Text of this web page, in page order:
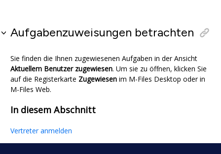
Aufgabenzuweisungen betrachten
Sie finden die Ihnen zugewiesenen Aufgaben in der Ansicht
Aktuellem Benutzer zugewiesen. Um sie zu öffnen, klicken Sie
auf die Registerkarte Zugewiesen im M-Files Desktop oder in
M-Files Web.
In diesem Abschnitt
Vertreter anmelden